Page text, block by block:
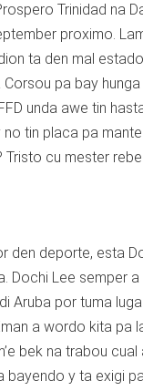
Trinidad na
proximo.
ta den mal
pa bay
unda awe tin
tin placa pa
cu mester
den deporte, esta
Dochi Lee semper
Aruba por tuma
a wordo kita pa
bek na trabou cual
bayendo y ta exigi